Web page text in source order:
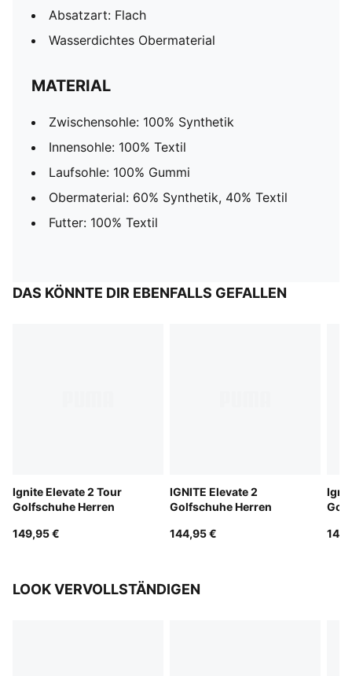
Absatzart: Flach
Wasserdichtes Obermaterial
MATERIAL
Zwischensohle: 100% Synthetik
Innensohle: 100% Textil
Laufsohle: 100% Gummi
Obermaterial: 60% Synthetik, 40% Textil
Futter: 100% Textil
DAS KÖNNTE DIR EBENFALLS GEFALLEN
Ignite Elevate 2 Tour
Golfschuhe Herren
149,95 €
IGNITE Elevate 2
Golfschuhe Herren
144,95 €
LOOK VERVOLLSTÄNDIGEN